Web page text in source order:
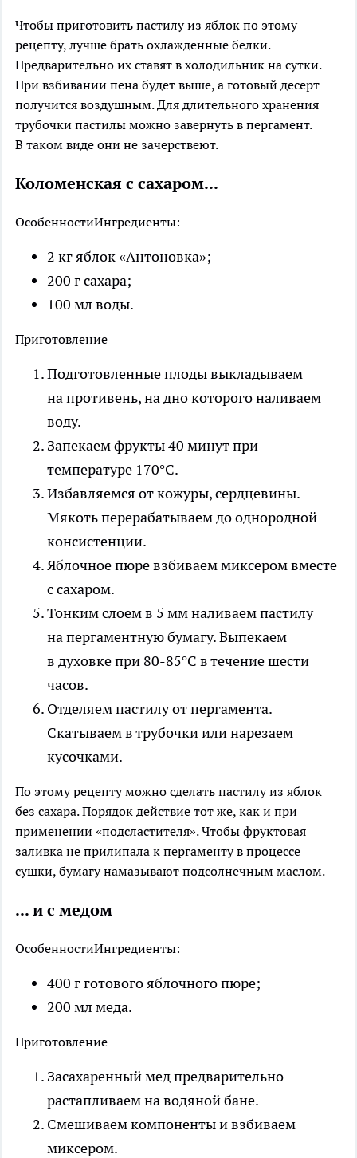
Чтобы приготовить пастилу из яблок по этому
рецепту, лучше брать охлажденные белки.
Предварительно их ставят в холодильник на сутки.
При взбивании пена будет выше, а готовый десерт
получится воздушным. Для длительного хранения
трубочки пастилы можно завернуть в пергамент.
В таком виде они не зачерствеют.
Коломенская с сахаром...
ОсобенностиИнгредиенты:
2 кг яблок «Антоновка»;
200 г сахара;
100 мл воды.
Приготовление
Подготовленные плоды выкладываем
на противень, на дно которого наливаем
воду.
Запекаем фрукты 40 минут при
температуре 170°C.
Избавляемся от кожуры, сердцевины.
Мякоть перерабатываем до однородной
консистенции.
Яблочное пюре взбиваем миксером вместе
с сахаром.
Тонким слоем в 5 мм наливаем пастилу
на пергаментную бумагу. Выпекаем
в духовке при 80-85°C в течение шести
часов.
Отделяем пастилу от пергамента.
Скатываем в трубочки или нарезаем
кусочками.
По этому рецепту можно сделать пастилу из яблок
без сахара. Порядок действие тот же, как и при
применении «подсластителя». Чтобы фруктовая
заливка не прилипала к пергаменту в процессе
сушки, бумагу намазывают подсолнечным маслом.
... и с медом
ОсобенностиИнгредиенты:
400 г готового яблочного пюре;
200 мл меда.
Приготовление
Засахаренный мед предварительно
растапливаем на водяной бане.
Смешиваем компоненты и взбиваем
миксером.